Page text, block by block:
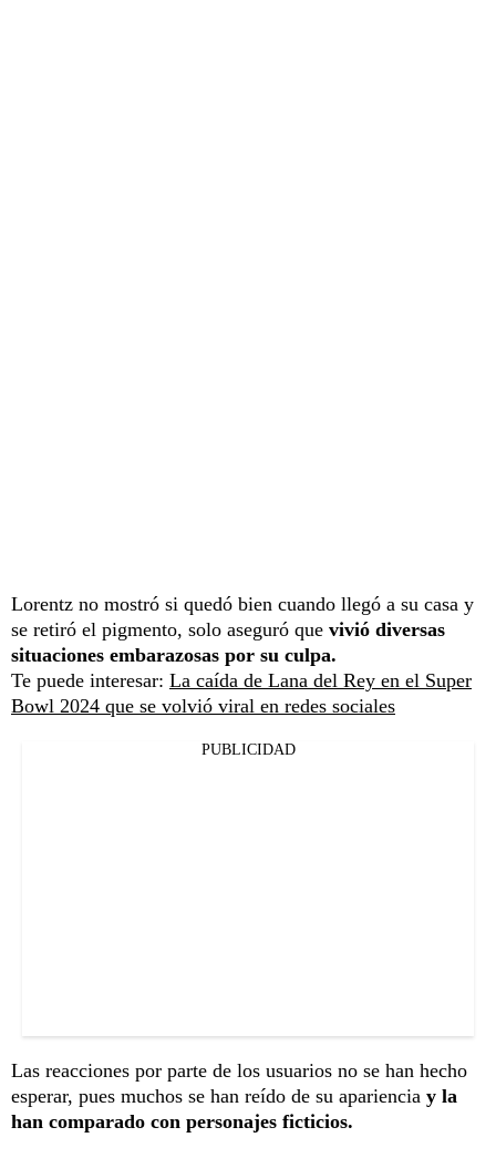
Lorentz no mostró si quedó bien cuando llegó a su casa y
se retiró el pigmento, solo aseguró que vivió diversas
situaciones embarazosas por su culpa.
Te puede interesar: La caída de Lana del Rey en el Super
Bowl 2024 que se volvió viral en redes sociales
PUBLICIDAD
Las reacciones por parte de los usuarios no se han hecho
esperar, pues muchos se han reído de su apariencia y la
han comparado con personajes ficticios.